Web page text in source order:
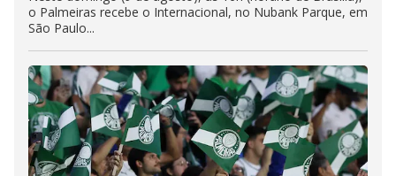
o Palmeiras recebe o Internacional, no Nubank Parque, em
São Paulo...